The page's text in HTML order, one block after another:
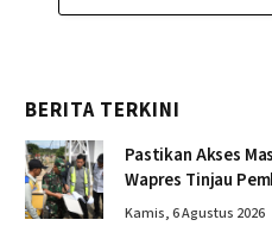
BERITA TERKINI
Pastikan Akses
Wapres Tinjau
Kendawi
Kamis, 6 Agustus 2026